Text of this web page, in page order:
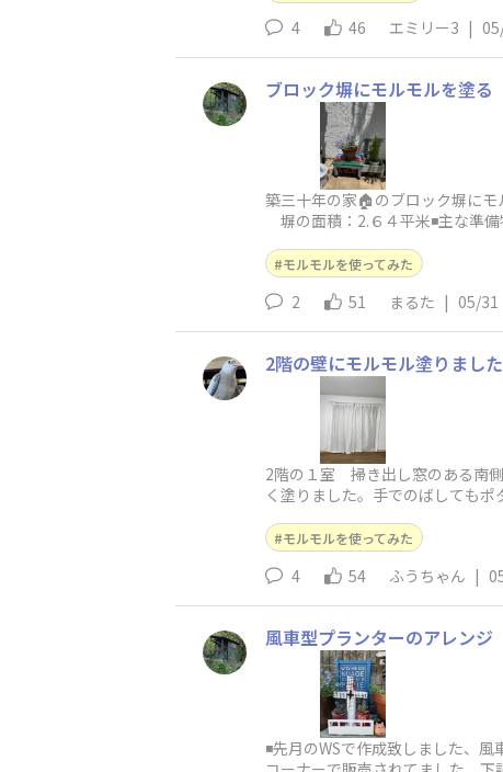
4 46 エミリー3 |
ブロック塀にモルモルを塗る
築三十年の家🏠のブロック塀に
塀の面積：2.６４平米◾️主な準
モルモルを使ってみた
2 51 まるた | 05/31
2階の壁にモルモル塗りました
2階の１室 掃き出し窓のある南
く塗りました。手でのばしても
モルモルを使ってみた
4 54 ふうちゃん |
風車型プランターのアレンジ
◾️先月のWSで作成致しました、